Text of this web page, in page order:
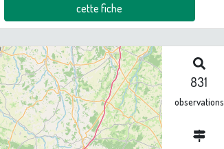
cette fiche
831
observations